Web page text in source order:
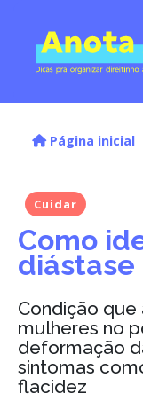
Página inicial
Cuidar
Como
Condição
mulheres no
deformação
sintomas
flacidez